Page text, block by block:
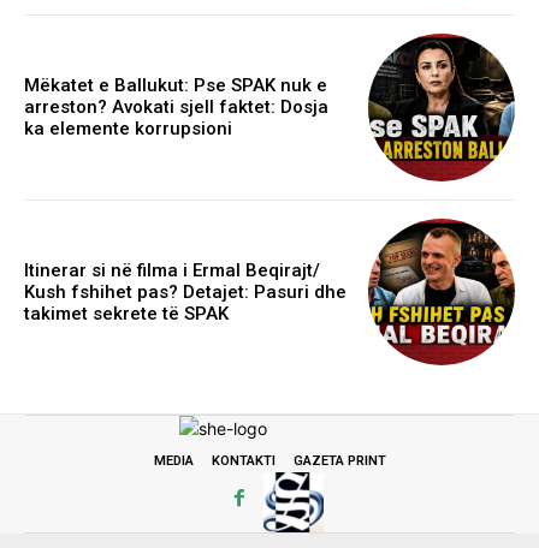
Mëkatet e Ballukut: Pse SPAK nuk e
arreston? Avokati sjell faktet: Dosja
ka elemente korrupsioni
Itinerar si në filma i Ermal Beqirajt/
Kush fshihet pas? Detajet: Pasuri dhe
takimet sekrete të SPAK
MEDIA KONTAKTI GAZETA PRINT